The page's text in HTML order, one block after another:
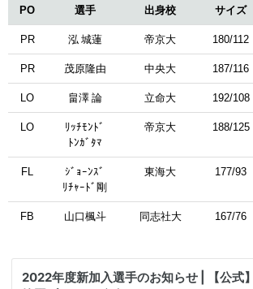
PO 選手 出身校 サイズ
PR 泓 城蓮 帝京大 180/112
PR 茂原隆由 中央大 187/116
LO 畠澤 論 立命大 192/108
LO
ﾘｯﾁﾓﾝﾄﾞ
ﾄﾝｶﾞﾀﾏ
帝京大 188/125
FL
ｼﾞｮｰﾝｽﾞ
ﾘﾁｬｰﾄﾞ剛
東海大 177/93
FB 山口楓斗 同志社大 167/76